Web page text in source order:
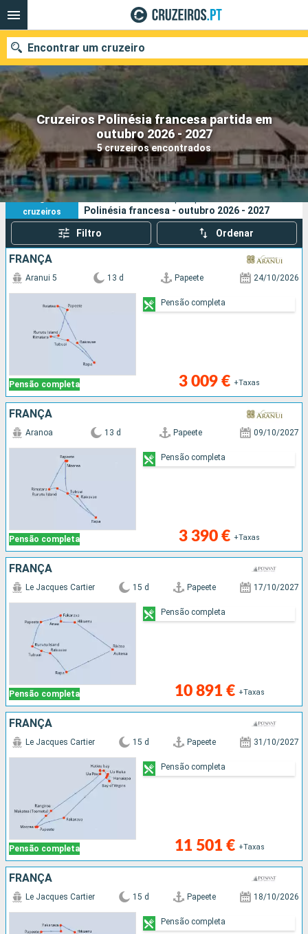
Cruzeiros Polinésia francesa partida em
outubro 2026 - 2027
5 cruzeiros encontrados
Encontrar um cruzeiro
Quando ir?
Data de partida
Portos Companhias
Pesquisar
5
cruzeiros
Os seus critérios de pesquisa:
Polinésia francesa - outubro 2026 - 2027
Filtro Ordenar
FRANÇA
Pensão completa
Aranui 5 13 d Papeete 24/10/2026
3 009 € +Taxas
Pensão completa
FRANÇA
Pensão completa
Aranoa 13 d Papeete 09/10/2027
3 390 € +Taxas
Pensão completa
FRANÇA
Pensão completa
Le Jacques Cartier 15 d Papeete 17/10/2027
10 891 € +Taxas
Pensão completa
FRANÇA
Pensão completa
Le Jacques Cartier 15 d Papeete 31/10/2027
11 501 € +Taxas
Pensão completa
FRANÇA
Le Jacques Cartier 15 d Papeete 18/10/2026
Pensão completa